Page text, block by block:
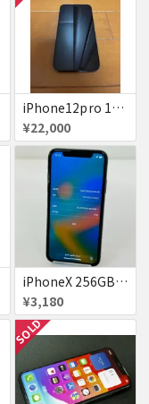
iPhone12pro 128GB ブルー 赤ロム
¥22,000
iPhoneX 256GB 赤ロム au ジャンク スペースグレイ A1902 送料無料
¥3,180
SOLD